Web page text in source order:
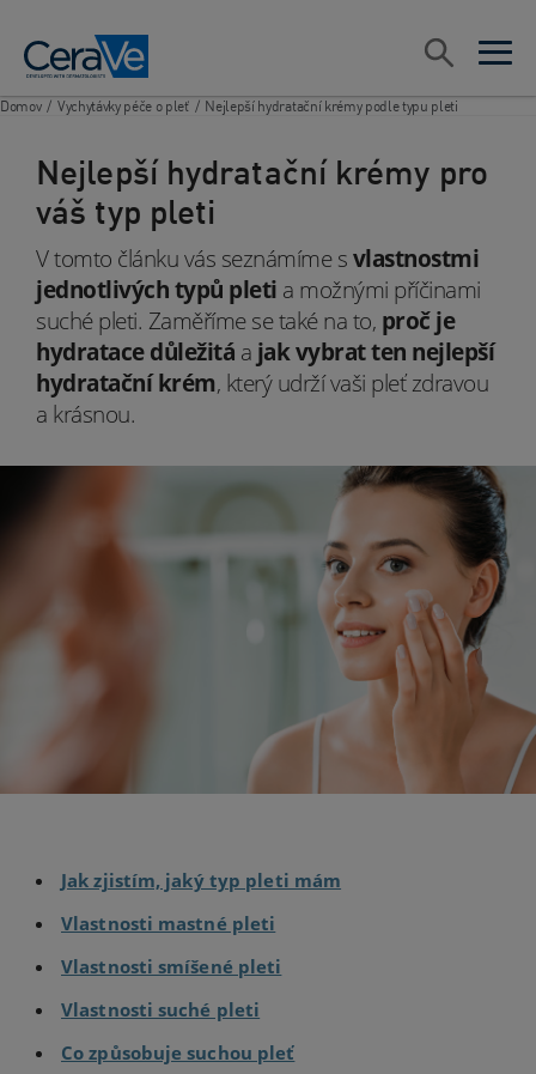
open
open
Vyhledávat
Domov / Vychytávky péče o pleť / Nejlepší hydratační krémy podle typu pleti
Nejlepší hydratační krémy pro
váš typ pleti
V tomto článku vás seznámíme svlastnostmi
jednotlivých typů pleti a možnými příčinami
suché pleti. Zaměříme se také na to, proč je
hydratace důležitá a jak vybrat ten nejlepší
hydratační krém, který udrží vaši pleť zdravou
a krásnou.
Jak zjistím, jaký typ pleti mám
Vlastnosti mastné pleti
Vlastnosti smíšené pleti
Vlastnosti suché pleti
Co způsobuje suchou pleť